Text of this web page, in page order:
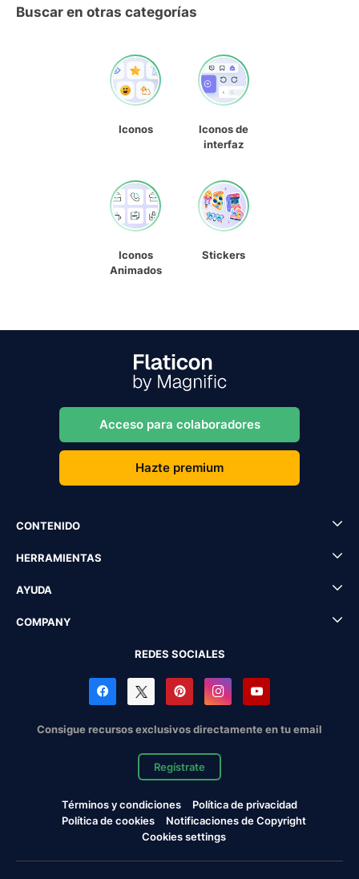
Buscar en otras categorías
Iconos
Iconos de
interfaz
Iconos
Animados
Stickers
Acceso para colaboradores
Hazte premium
CONTENIDO
HERRAMIENTAS
AYUDA
COMPANY
REDES SOCIALES
Consigue recursos exclusivos directamente en tu email
Regístrate
Términos y condiciones
Política de privacidad
Política de cookies
Notificaciones de Copyright
Cookies settings